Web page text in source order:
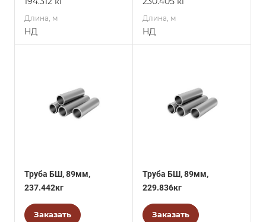
Длина, м
НД
Длина, м
НД
Труба БШ, 89мм,
237.442кг
Заказать
Труба БШ, 89мм,
229.836кг
Заказать